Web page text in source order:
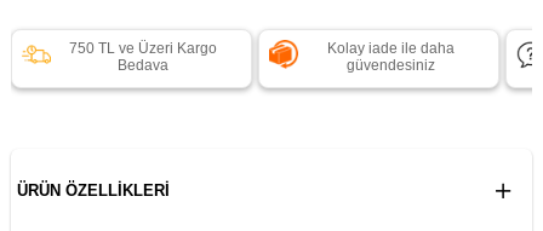
750 TL ve Üzeri Kargo
Bedava
Kolay iade ile daha
güvendesiniz
ÜRÜN ÖZELLIKLERI